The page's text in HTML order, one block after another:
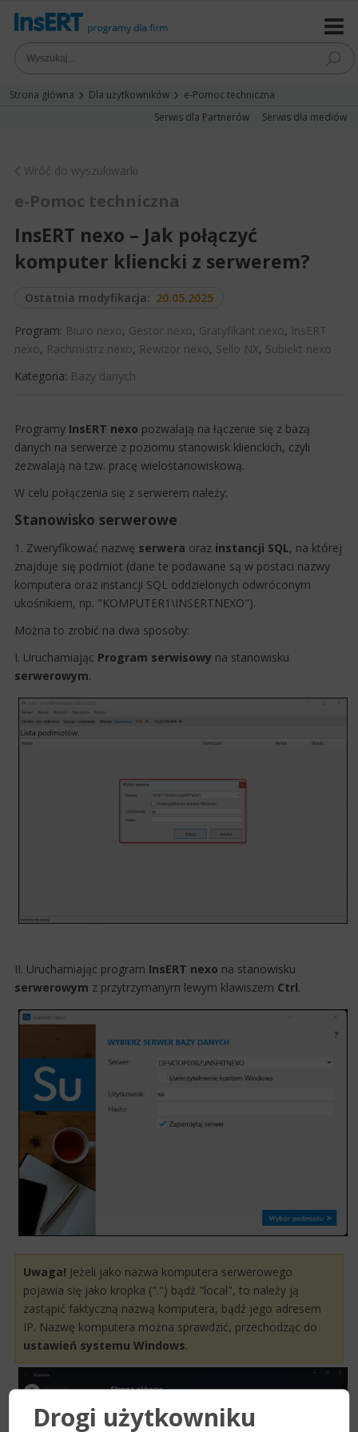
Strona główna Dla użytkowników
e-Pomoc techniczna
Serwis dla Partnerów
Serwis dla mediów
Wróć do wyszukiwarki
e-Pomoc techniczna
InsERT nexo – Jak połączyć
komputer kliencki z serwerem?
Ostatnia modyfikacja: 20.05.2025
Program: Biuro nexo, Gestor nexo, Gratyfikant nexo, InsERT
nexo, Rachmistrz nexo, Rewizor nexo, Sello NX, Subiekt nexo
Kategoria: Bazy danych
Programy InsERT nexo pozwalają na łączenie się z bazą
danych na serwerze z poziomu stanowisk klienckich, czyli
zezwalają na tzw. pracę wielostanowiskową.
W celu połączenia się z serwerem należy:
Stanowisko serwerowe
1. Zweryfikować nazwę serwera oraz instancji SQL​, na której
znajduje się podmiot (dane te podawane są w postaci nazwy
komputera oraz instancji SQL oddzielonych odwróconym
ukośnikiem, np. "KOMPUTER1\INSERTNEXO").
Można to zrobić na dwa sposoby:
I. Uruchamiając P​rogram serwisowy na stanowisku
serwerowym.
II. Uruchamiając program InsERT nexo na stanowisku
serwerowym z przytrzymanym lewym klawiszem Ctrl.
Uwaga! Jeżeli jako nazwa komputera serwerowego
pojawia się jako kropka (".") bądź "local", to należy ją
zastąpić faktyczną nazwą komputera, bądź jego adresem
IP. Nazwę komputera można sprawdzić, przechodząc do
ustawień systemu Windows.
Drogi użytkowniku